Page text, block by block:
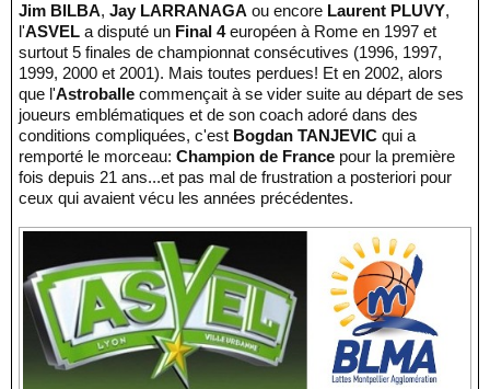
Jim BILBA, Jay LARRANAGA ou encore Laurent PLUVY,
l'ASVEL a disputé un Final 4européen à Rome en 1997 et
surtout 5 finales de championnat consécutives (1996, 1997,
1999, 2000 et 2001). Mais toutes perdues! Et en 2002, alors
que l'Astroballe commençait à se vider suite au départ de ses
joueurs emblématiques et de son coach adoré dans des
conditions compliquées, c'est Bogdan TANJEVIC qui a
remporté le morceau: Champion de France pour la première
fois depuis 21 ans...et pas mal de frustration a posteriori pour
ceux qui avaient vécu les années précédentes.